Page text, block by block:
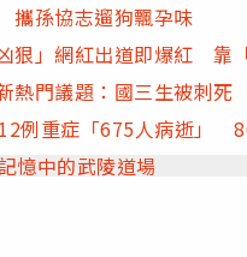
孫協志遛狗飄孕味
狠」網紅出道即爆紅 靠
熱門議題：國三生被刺死
例重症「675人病逝」
憶中的武陵道場